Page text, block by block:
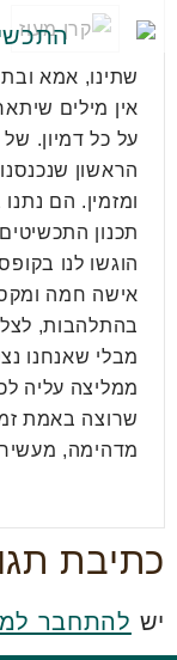
שתינו, אמא
אין מילים
על כל דמיון.
הראשון
ומזמין. הם
תכנון
הוגשו לנו
אישה חמה
בהתלהבות,
מבלי שאנחנו
ממליצה עליה
שרוצה באמת
מדהימה,
כתיבת
יש להתחבר